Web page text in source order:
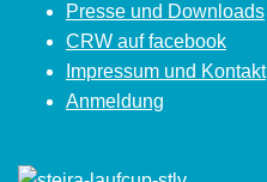
Presse und Downloads
CRW auf facebook
Impressum und Kontakt
Anmeldung